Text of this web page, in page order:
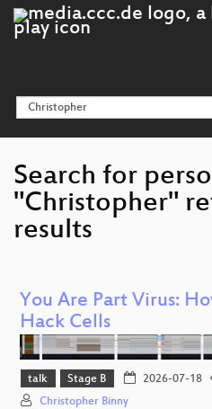
Search for
"Christopher"
results
You Are Part Virus:
Hack Cells
talk Stage B 2026-07-18
Christopher Binny